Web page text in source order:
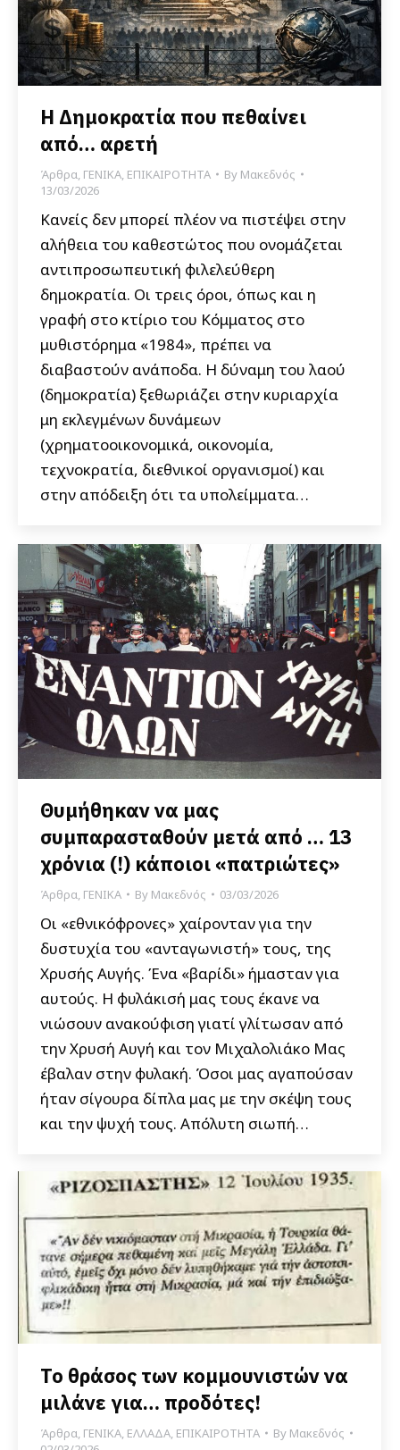
Η Δημοκρατία που πεθαίνει
από… αρετή
Άρθρα, ΓΕΝΙΚΑ, ΕΠΙΚΑΙΡΟΤΗΤΑ By Μακεδνός
13/03/2026
Κανείς δεν μπορεί πλέον να πιστέψει στην
αλήθεια του καθεστώτος που ονομάζεται
αντιπροσωπευτική φιλελεύθερη
δημοκρατία. Οι τρεις όροι, όπως και η
γραφή στο κτίριο του Κόμματος στο
μυθιστόρημα «1984», πρέπει να
διαβαστούν ανάποδα. Η δύναμη του λαού
(δημοκρατία) ξεθωριάζει στην κυριαρχία
μη εκλεγμένων δυνάμεων
(χρηματοοικονομικά, οικονομία,
τεχνοκρατία, διεθνικοί οργανισμοί) και
στην απόδειξη ότι τα υπολείμματα…
Θυμήθηκαν να μας
συμπαρασταθούν μετά από … 13
χρόνια (!) κάποιοι «πατριώτες»
Άρθρα, ΓΕΝΙΚΑ By Μακεδνός 03/03/2026
Οι «εθνικόφρονες» χαίρονταν για την
δυστυχία του «ανταγωνιστή» τους, της
Χρυσής Αυγής. Ένα «βαρίδι» ήμασταν για
αυτούς. Η φυλάκισή μας τους έκανε να
νιώσουν ανακούφιση γιατί γλίτωσαν από
την Χρυσή Αυγή και τον Μιχαλολιάκο Μας
έβαλαν στην φυλακή. Όσοι μας αγαπούσαν
ήταν σίγουρα δίπλα μας με την σκέψη τους
και την ψυχή τους. Απόλυτη σιωπή…
Το θράσος των κομμουνιστών να
μιλάνε για… προδότες!
Άρθρα ΓΕΝΙΚΑ ΕΛΛΑΔΑ ΕΠΙΚΑΙΡΟΤΗΤΑ By Μακεδνός